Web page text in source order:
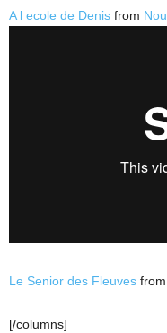
A l ecole de Denis from
Le Senior des Fleuves from
[/columns]